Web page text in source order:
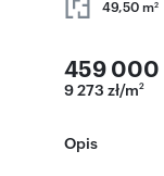
49,50 m2
459 000
9 273 zł/m2
Opis